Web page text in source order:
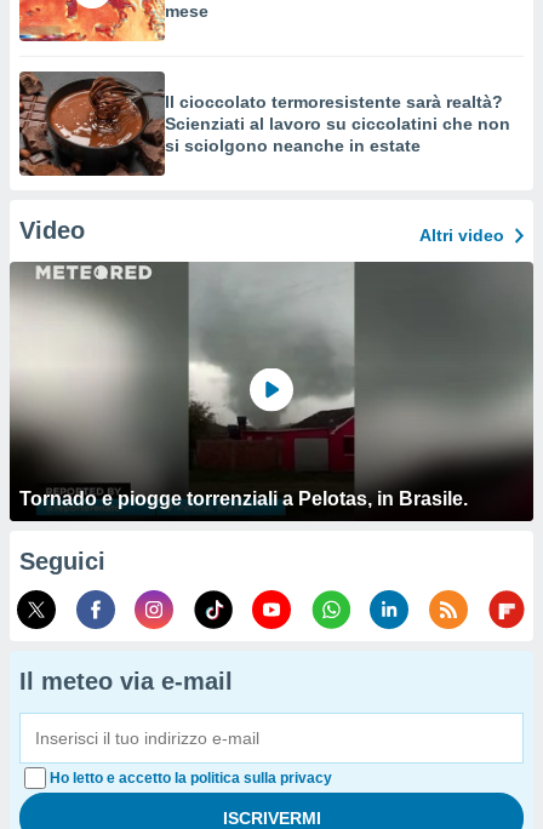
mese
Il cioccolato termoresistente sarà realtà?
Scienziati al lavoro su ciccolatini che non
si sciolgono neanche in estate
Video Altri video
Tornado e piogge torrenziali a Pelotas, in Brasile.
Seguici
Il meteo via e-mail
Ho letto e accetto la politica sulla privacy